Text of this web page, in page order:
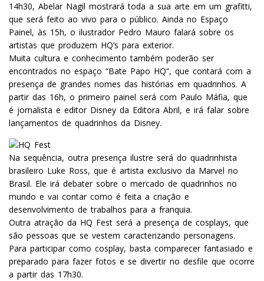
14h30, Abelar Nagil mostrará toda a sua arte em um grafitti,
que será feito ao vivo para o público. Ainda no Espaço
Painel, às 15h, o ilustrador Pedro Mauro falará sobre os
artistas que produzem HQ’s para exterior.
Muita cultura e conhecimento também poderão ser
encontrados no espaço “Bate Papo HQ”, que contará com a
presença de grandes nomes das histórias em quadrinhos. A
partir das 16h, o primeiro painel será com Paulo Máfia, que
é jornalista e editor Disney da Editora Abril, e irá falar sobre
lançamentos de quadrinhos da Disney.
Na sequência, outra presença ilustre será do quadrinhista
brasileiro Luke Ross, que é artista exclusivo da Marvel no
Brasil. Ele irá debater sobre o mercado de quadrinhos no
mundo e vai contar como é feita a criação e
desenvolvimento de trabalhos para a franquia.
Outra atração da HQ Fest será a presença de cosplays, que
são pessoas que se vestem caracterizando personagens.
Para participar como cosplay, basta comparecer fantasiado e
preparado para fazer fotos e se divertir no desfile que ocorre
a partir das 17h30.